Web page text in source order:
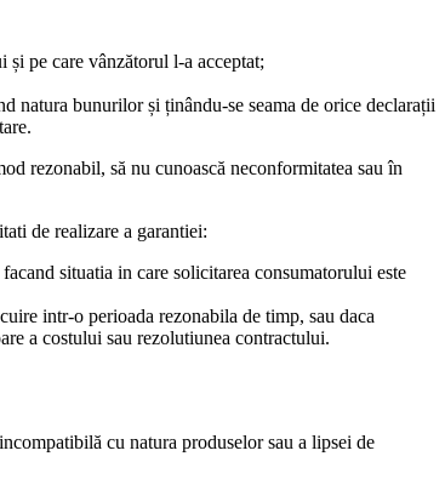
pe care vânzătorul l-a acceptat;
natura bunurilor și ținându-se seama de orice declarații
rezonabil, să nu cunoască neconformitatea sau în
de realizare a garantiei:
situatia in care solicitarea consumatorului este
intr-o perioada rezonabila de timp, sau daca
a costului sau rezolutiunea contractului.
cu natura produselor sau a lipsei de